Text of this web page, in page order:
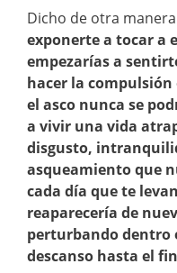
Dicho de otra
exponerte a tocar a
empezarías a
hacer la
el asco nunca se
a vivir una vida
disgusto,
asqueamiento que
cada día que te
reaparecería de
perturbando dentro
descanso hasta el